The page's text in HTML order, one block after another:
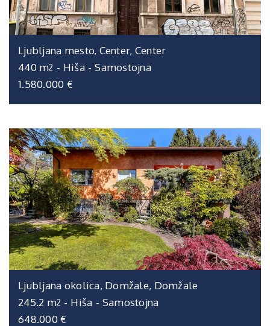
Ljubljana mesto, Center, Center
440 m2 - Hiša - Samostojna
1.580.000 €
Ljubljana okolica, Domžale, Domžale
245.2 m2 - Hiša - Samostojna
648.000 €